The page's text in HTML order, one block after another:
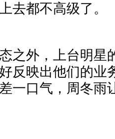
去都不高级了。
之外，上台明星
反映出他们的业
口气，周冬雨